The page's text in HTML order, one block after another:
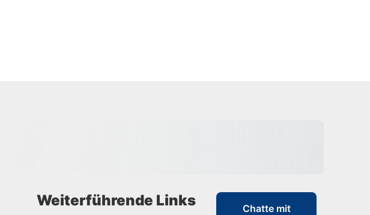
Weiterführende Links
Chatte mit